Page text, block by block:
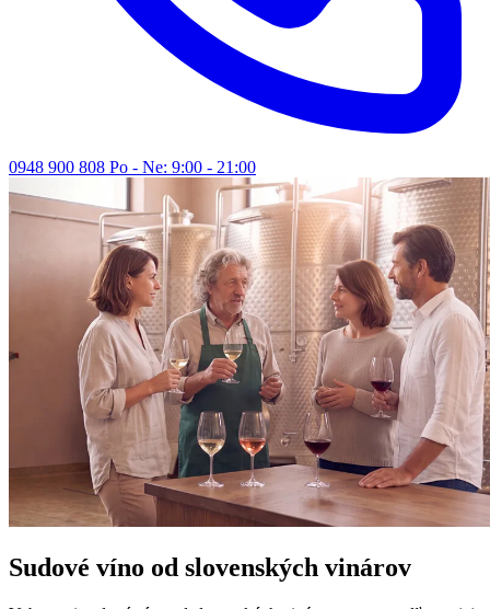
0948 900 808 Po - Ne: 9:00 - 21:00
Sudové víno od slovenských vinárov